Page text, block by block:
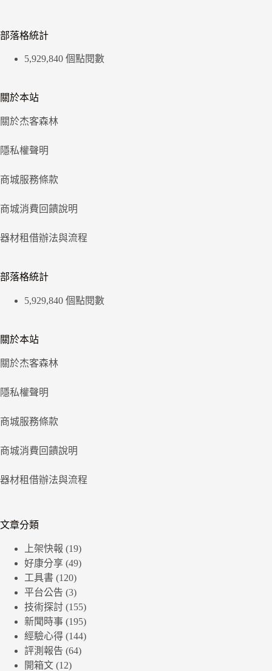
部落格統計
5,929,840 個點閱數
關於本站
關於杰客森林
隱私權聲明
商城服務條款
商城消費回饋說明
器材租借辦法與流程
部落格統計
5,929,840 個點閱數
關於本站
關於杰客森林
隱私權聲明
商城服務條款
商城消費回饋說明
器材租借辦法與流程
文章分類
上架快報 (19)
好康分享 (49)
工具書 (120)
平台公告 (3)
技術探討 (155)
新聞時事 (195)
經驗心得 (144)
評測報告 (64)
開箱文 (12)